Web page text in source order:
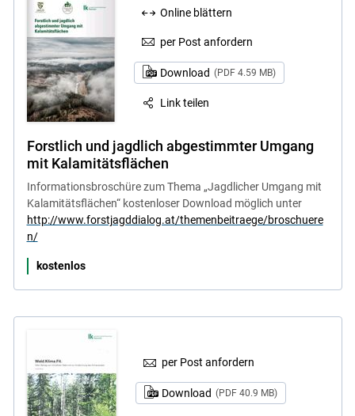
Online blättern
per Post anfordern
Download (PDF 4.59 MB)
Link teilen
Forstlich und jagdlich abgestimmter Umgang
mit Kalamitätsflächen
Informationsbroschüre zum Thema „Jagdlicher Umgang mit
Kalamitätsflächen“ kostenloser Download möglich unter
http://www.forstjagddialog.at/themenbeitraege/broschuere
n/
kostenlos
per Post anfordern
Download (PDF 40.9 MB)